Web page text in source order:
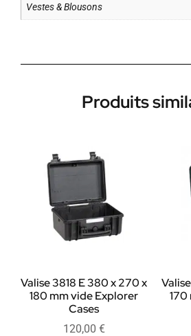
Vestes & Blousons
Produits
Valise 3818 E 380 x 270 x
180 mm vide Explorer
Cases
120,00 €
170